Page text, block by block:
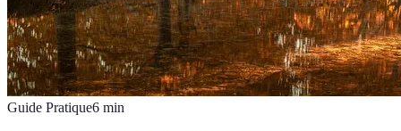
Guide Pratique6 min